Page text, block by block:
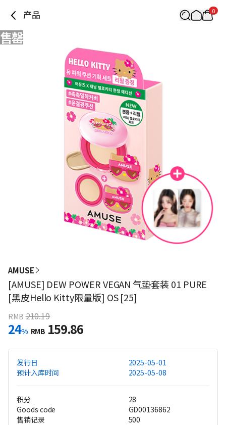
产品 0
售罄
AMUSE
[AMUSE] DEW POWER VEGAN 气垫套装 01 PURE
[黑皮Hello Kitty限量版] OS [25]
RMB 210.19
24% RMB 159.86
发行日
2025-05-01
预计入库时间
2025-05-08
积分
28
Goods code
GD00136862
售销记录
500